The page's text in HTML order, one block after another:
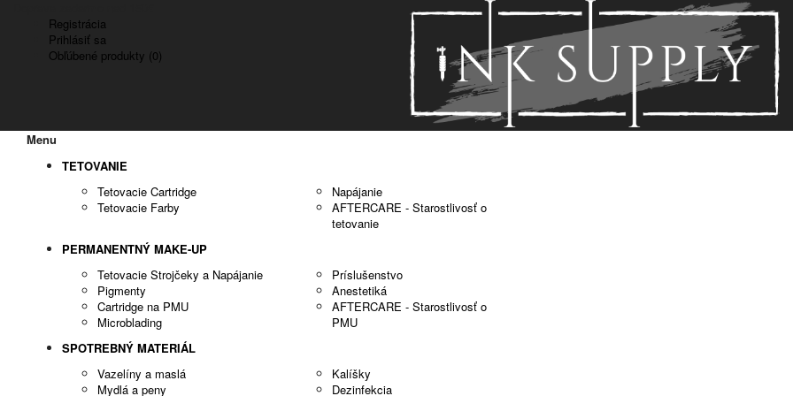
Registrácia
Prihlásiť sa
Obľúbené produkty (0)
Menu
TETOVANIE
Tetovacie Cartridge
Tetovacie Farby
Napájanie
AFTERCARE - Starostlivosť o
tetovanie
PERMANENTNÝ MAKE-UP
Tetovacie Strojčeky a Napájanie
Pigmenty
Cartridge na PMU
Microblading
Príslušenstvo
Anestetiká
AFTERCARE - Starostlivosť o
PMU
SPOTREBNÝ MATERIÁL
Vazelíny a maslá
Mydlá a peny
Kalíšky
Dezinfekcia